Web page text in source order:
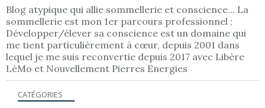
Blog atypique qui allie sommellerie et conscience... La
sommellerie est mon 1er parcours professionnel ;
Développer/élever sa conscience est un domaine qui
me tient particulièrement à cœur, depuis 2001 dans
lequel je me suis reconvertie depuis 2017 avec Libère
LèMo et Nouvellement Pierres Energies
CATÉGORIES